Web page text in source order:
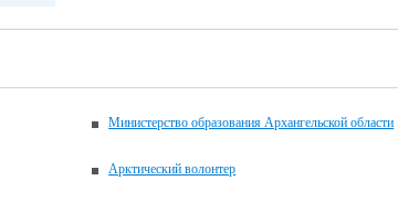
Министерство образования Архангельской области
Арктический волонтер